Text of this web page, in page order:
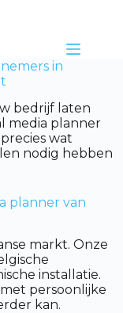
in
bedrijf laten
media planner
wat
nodig hebben
planner van
markt. Onze
installatie.
persoonlijke
kan.